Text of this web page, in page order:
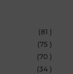
(81 )
(75 )
(70 )
(34 )